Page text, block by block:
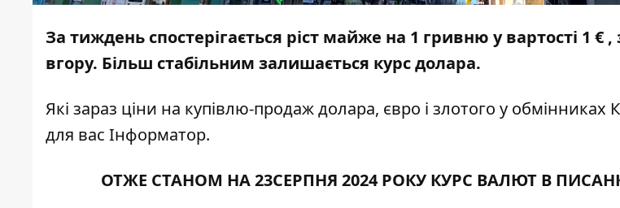
За тиждень спостерігається ріст майже на 1 гривню у вартості 1 €
вгору. Більш стабільним залишається курс долара.
Які зараз ціни на купівлю-продаж долара, євро і злотого у обмінниках
для вас Інформатор.
ОТЖЕ СТАНОМ НА 23СЕРПНЯ 2024 РОКУ КУРС ВАЛЮТ В